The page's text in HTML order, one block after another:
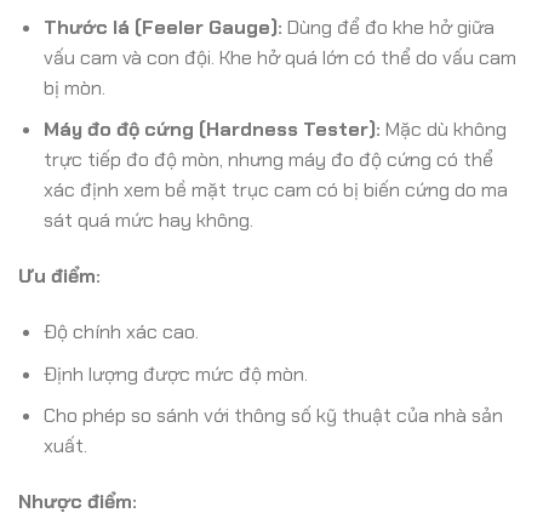
Thước lá (Feeler Gauge): Dùng để đo khe hở giữa
vấu cam và con đội. Khe hở quá lớn có thể do vấu cam
bị mòn.
Máy đo độ cứng (Hardness Tester): Mặc dù không
trực tiếp đo độ mòn, nhưng máy đo độ cứng có thể
xác định xem bề mặt trục cam có bị biến cứng do ma
sát quá mức hay không.
Ưu điểm:
Độ chính xác cao.
Định lượng được mức độ mòn.
Cho phép so sánh với thông số kỹ thuật của nhà sản
xuất.
Nhược điểm: